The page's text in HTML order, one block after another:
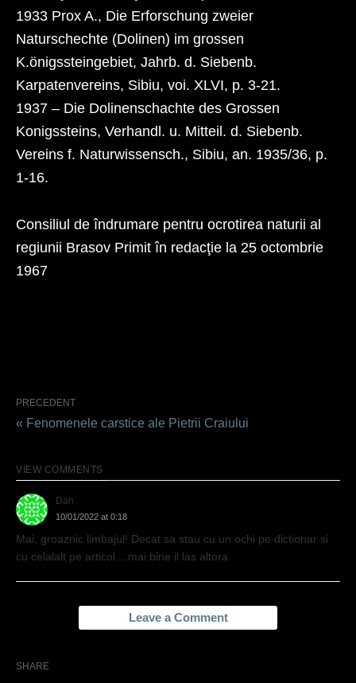
1933 Prox A., Die Erforschung zweier
Naturschechte (Dolinen) im grossen
K.önigssteingebiet, Jahrb. d. Siebenb.
Karpatenvereins, Sibiu, voi. XLVI, p. 3-21.
1937 – Die Dolinenschachte des Grossen
Konigssteins, Verhandl. u. Mitteil. d. Siebenb.
Vereins f. Naturwissensch., Sibiu, an. 1935/36, p.
1-16.
Consiliul de îndrumare pentru ocrotirea naturii al
regiunii Brasov Primit în redacţie la 25 octombrie
1967
PRECEDENT
« Fenomenele carstice ale Pietrii Craiului
VIEW COMMENTS
Dan
10/01/2022 at 0:18
Mai, groaznic limbajul! Decat sa stau cu un ochi pe dictionar si
cu celalalt pe articol....mai bine il las altora
Leave a Comment
SHARE